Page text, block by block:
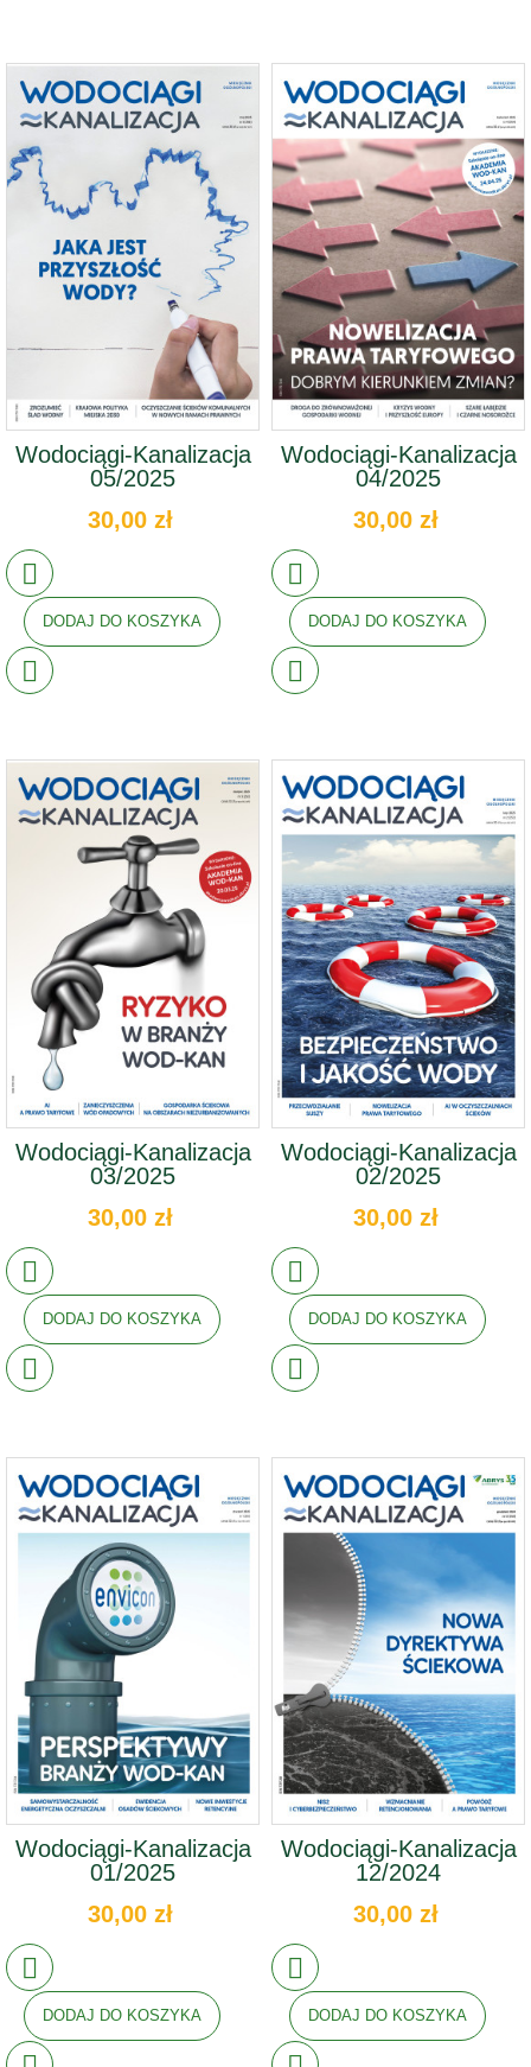
Wodociągi-Kanalizacja
05/2025
30,00 zł
DODAJ DO KOSZYKA
Wodociągi-Kanalizacja
04/2025
30,00 zł
DODAJ DO KOSZYKA
Wodociągi-Kanalizacja
03/2025
30,00 zł
DODAJ DO KOSZYKA
Wodociągi-Kanalizacja
02/2025
30,00 zł
DODAJ DO KOSZYKA
Wodociągi-Kanalizacja
01/2025
30,00 zł
DODAJ DO KOSZYKA
Wodociągi-Kanalizacja
12/2024
30,00 zł
DODAJ DO KOSZYKA